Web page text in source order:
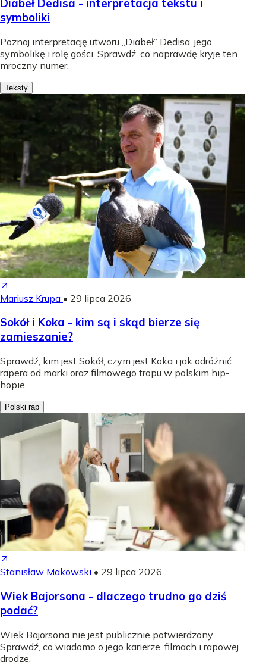
Diabeł Dedisa - interpretacja tekstu i
symboliki
Poznaj interpretację utworu „Diabeł” Dedisa, jego
symbolikę i rolę gości. Sprawdź, co naprawdę kryje ten
mroczny numer.
Teksty
Mariusz Krupa • 29 lipca 2026
Sokół i Koka - kim są i skąd bierze się
zamieszanie?
Sprawdź, kim jest Sokół, czym jest Koka i jak odróżnić
rapera od marki oraz filmowego tropu w polskim hip-
hopie.
Polski rap
Stanisław Makowski • 29 lipca 2026
Wiek Bajorsona - dlaczego trudno go dziś
podać?
Wiek Bajorsona nie jest publicznie potwierdzony.
Sprawdź, co wiadomo o jego karierze, filmach i rapowej
drodze.